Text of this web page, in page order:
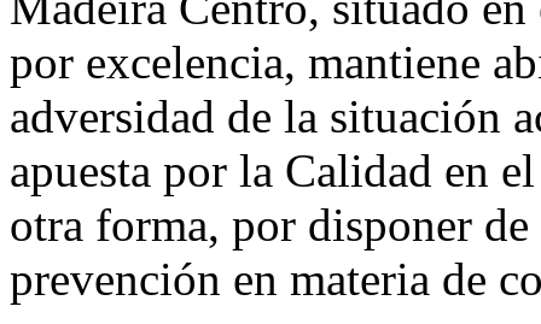
por excelencia, mantiene
adversidad de la situación
apuesta por la Calidad en
otra forma, por disponer
prevención en materia de